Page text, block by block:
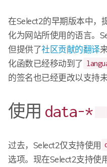
在Select2的早期版本中，
化为网站所使用的语言。
但提供了社区贡献的翻译
化函数已经移动到了
的签名也已经更改以支持
使用 data-*
过去，Select2仅支持使用
选项。现在Select2支持使